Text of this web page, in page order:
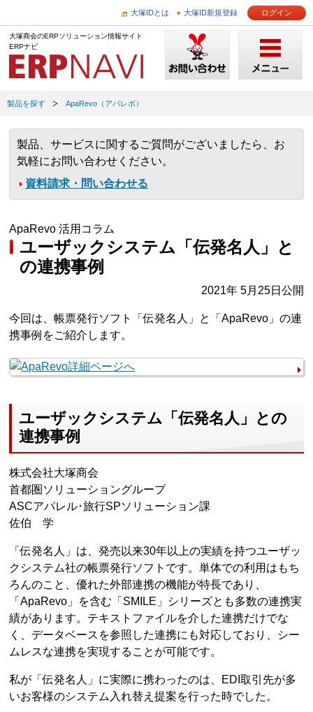
大塚IDとは 大塚ID新規登録 ログイン
大塚商会のERPソリューション情報サイト
ERPナビ
製品を探す ApaRevo（アパレボ）
製品、サービスに関するご質問がございましたら、お
気軽にお問い合わせください。
資料請求・問い合わせる
ApaRevo 活用コラム
ユーザックシステム「伝発名人」と
の連携事例
2021年 5月25日公開
今回は、帳票発行ソフト「伝発名人」と「ApaRevo」の連
携事例をご紹介します。
ユーザックシステム「伝発名人」との
連携事例
株式会社大塚商会
首都圏ソリューショングループ
ASCアパレル･旅行SPソリューション課
佐伯 学
「伝発名人」は、発売以来30年以上の実績を持つユーザッ
クシステム社の帳票発行ソフトです。単体での利用はもち
ろんのこと、優れた外部連携の機能が特長であり、
「ApaRevo」を含む「SMILE」シリーズとも多数の連携実
績があります。テキストファイルを介した連携だけでな
く、データベースを参照した連携にも対応しており、シー
ムレスな連携を実現することが可能です。
私が「伝発名人」に実際に携わったのは、EDI取引先が多
いお客様のシステム入れ替え提案を行った時でした。